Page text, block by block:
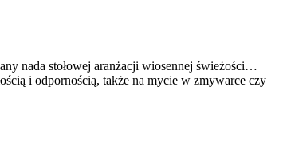
nada stołowej aranżacji wiosennej świeżości…
i odpornością, także na mycie w zmywarce czy